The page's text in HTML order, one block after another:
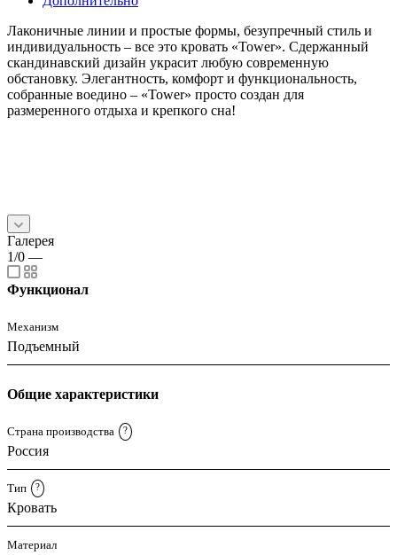
Лаконичные линии и простые формы, безупречный стиль и
индивидуальность – все это кровать «Tower». Сдержанный
скандинавский дизайн украсит любую современную
обстановку. Элегантность, комфорт и функциональность,
собранные воедино – «Tower» просто создан для
размеренного отдыха и крепкого сна!
Галерея
1/0 —
Функционал
Механизм
Подъемный
Общие характеристики
Страна производства ?
Россия
Тип ?
Кровать
Материал